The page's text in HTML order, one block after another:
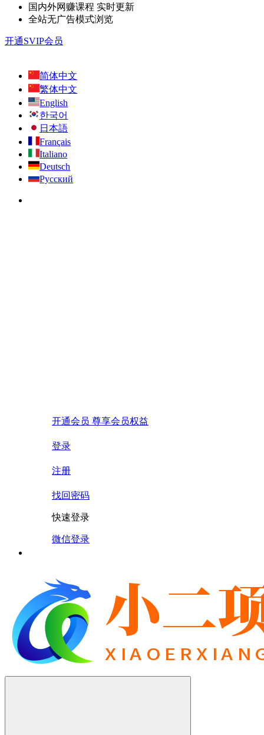
国内外网赚课程 实时更新
全站无广告模式浏览
开通SVIP会员
简体中文
繁体中文
English
한국어
日本語
Français
Italiano
Deutsch
Русский
开通会员 尊享会员权益
登录
注册
找回密码
快速登录
微信登录